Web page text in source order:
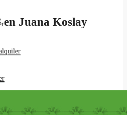
en alquiler
en Juana Koslay